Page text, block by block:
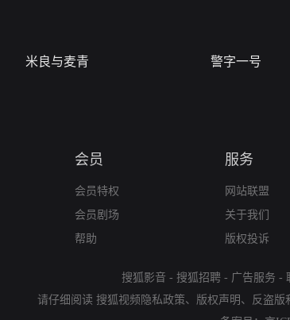
米良与麦青 警字一号
会员
会员特权
会员剧场
帮助
服务
网站联盟
关于我们
版权投诉
搜狐影音 - 搜狐招聘 - 广告服务 -
请仔细阅读 搜狐视频隐私政策、 版权声明 、 反盗版